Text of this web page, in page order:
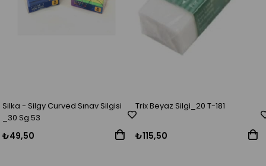
Silka - Silgy Curved Sınav Silgisi
_30 Sg.53
₺49,50
Trix Beyaz Silgi_20 T-181
₺115,50